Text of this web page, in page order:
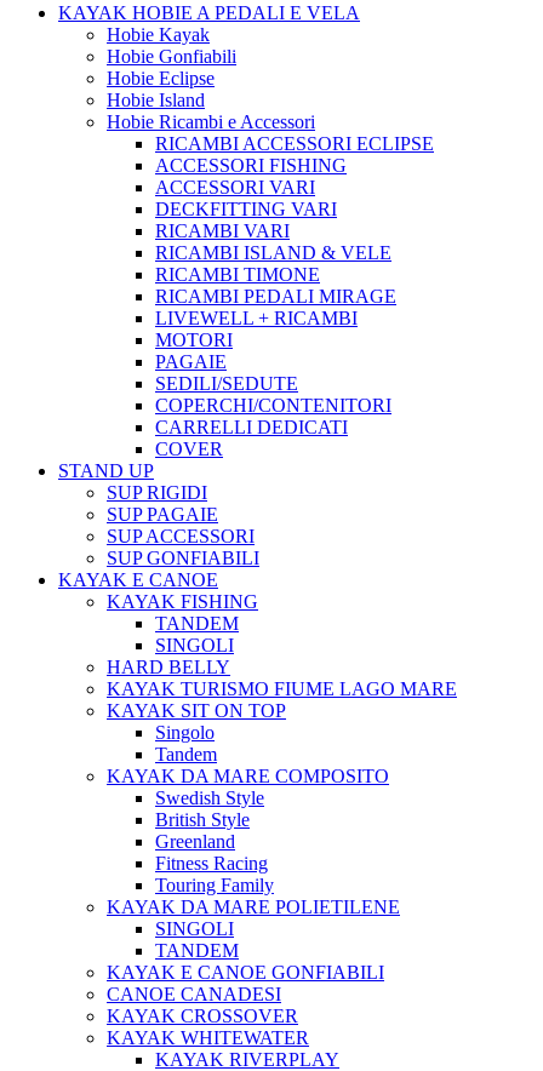
KAYAK HOBIE A PEDALI E VELA
Hobie Kayak
Hobie Gonfiabili
Hobie Eclipse
Hobie Island
Hobie Ricambi e Accessori
RICAMBI ACCESSORI ECLIPSE
ACCESSORI FISHING
ACCESSORI VARI
DECKFITTING VARI
RICAMBI VARI
RICAMBI ISLAND & VELE
RICAMBI TIMONE
RICAMBI PEDALI MIRAGE
LIVEWELL + RICAMBI
MOTORI
PAGAIE
SEDILI/SEDUTE
COPERCHI/CONTENITORI
CARRELLI DEDICATI
COVER
STAND UP
SUP RIGIDI
SUP PAGAIE
SUP ACCESSORI
SUP GONFIABILI
KAYAK E CANOE
KAYAK FISHING
TANDEM
SINGOLI
HARD BELLY
KAYAK TURISMO FIUME LAGO MARE
KAYAK SIT ON TOP
Singolo
Tandem
KAYAK DA MARE COMPOSITO
Swedish Style
British Style
Greenland
Fitness Racing
Touring Family
KAYAK DA MARE POLIETILENE
SINGOLI
TANDEM
KAYAK E CANOE GONFIABILI
CANOE CANADESI
KAYAK CROSSOVER
KAYAK WHITEWATER
KAYAK RIVERPLAY